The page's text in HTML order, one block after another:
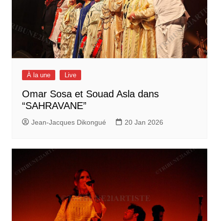
À la une Live
Omar Sosa et Souad Asla dans
“SAHRAVANE”
Jean-Jacques Dikongué 20 Jan 2026